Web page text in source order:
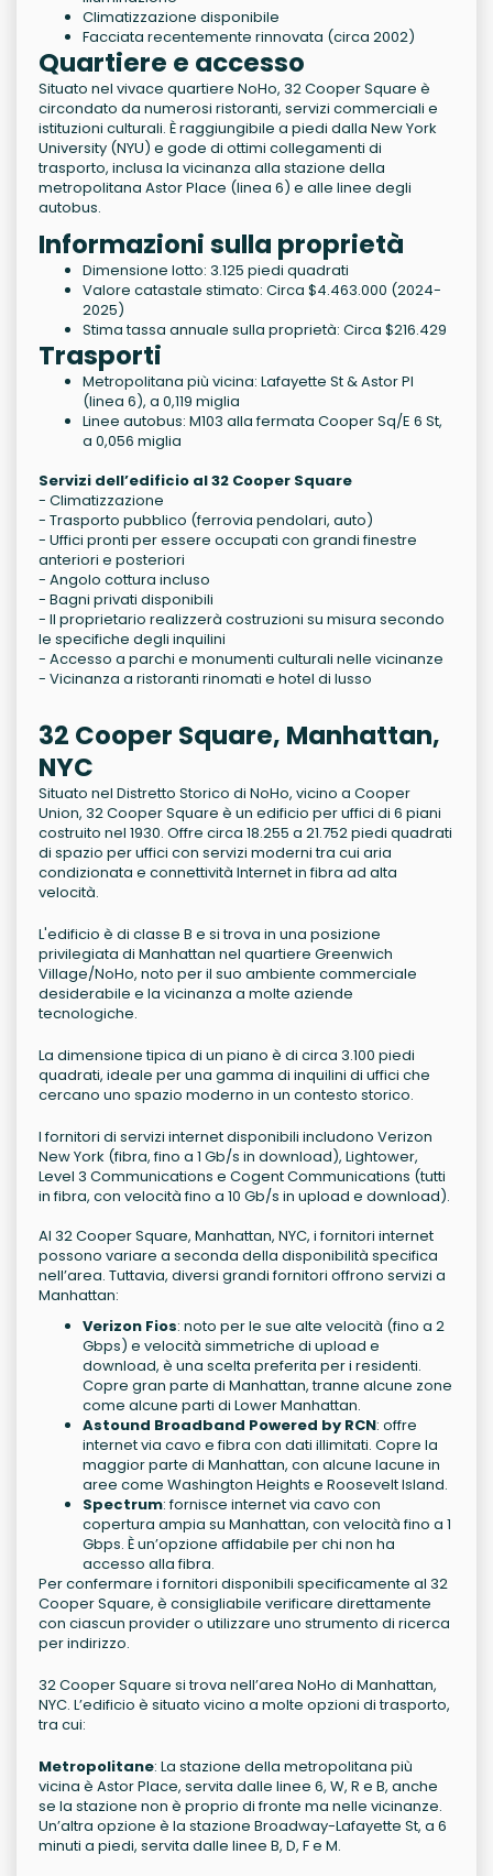
Climatizzazione disponibile
Facciata recentemente rinnovata (circa 2002)
Quartiere e accesso
Situato nel vivace quartiere NoHo, 32 Cooper Square è
circondato da numerosi ristoranti, servizi commerciali e
istituzioni culturali. È raggiungibile a piedi dalla New York
University (NYU) e gode di ottimi collegamenti di
trasporto, inclusa la vicinanza alla stazione della
metropolitana Astor Place (linea 6) e alle linee degli
autobus.
Informazioni sulla proprietà
Dimensione lotto: 3.125 piedi quadrati
Valore catastale stimato: Circa $4.463.000 (2024-
2025)
Stima tassa annuale sulla proprietà: Circa $216.429
Trasporti
Metropolitana più vicina: Lafayette St & Astor Pl
(linea 6), a 0,119 miglia
Linee autobus: M103 alla fermata Cooper Sq/E 6 St,
a 0,056 miglia
Servizi dell’edificio al 32 Cooper Square
- Climatizzazione
- Trasporto pubblico (ferrovia pendolari, auto)
- Uffici pronti per essere occupati con grandi finestre
anteriori e posteriori
- Angolo cottura incluso
- Bagni privati disponibili
- Il proprietario realizzerà costruzioni su misura secondo
le specifiche degli inquilini
- Accesso a parchi e monumenti culturali nelle vicinanze
- Vicinanza a ristoranti rinomati e hotel di lusso
32 Cooper Square, Manhattan,
NYC
Situato nel Distretto Storico di NoHo, vicino a Cooper
Union, 32 Cooper Square è un edificio per uffici di 6 piani
costruito nel 1930. Offre circa 18.255 a 21.752 piedi quadrati
di spazio per uffici con servizi moderni tra cui aria
condizionata e connettività Internet in fibra ad alta
velocità.
L'edificio è di classe B e si trova in una posizione
privilegiata di Manhattan nel quartiere Greenwich
Village/NoHo, noto per il suo ambiente commerciale
desiderabile e la vicinanza a molte aziende
tecnologiche.
La dimensione tipica di un piano è di circa 3.100 piedi
quadrati, ideale per una gamma di inquilini di uffici che
cercano uno spazio moderno in un contesto storico.
I fornitori di servizi internet disponibili includono Verizon
New York (fibra, fino a 1 Gb/s in download), Lightower,
Level 3 Communications e Cogent Communications (tutti
in fibra, con velocità fino a 10 Gb/s in upload e download).
Al 32 Cooper Square, Manhattan, NYC, i fornitori internet
possono variare a seconda della disponibilità specifica
nell’area. Tuttavia, diversi grandi fornitori offrono servizi a
Manhattan:
Verizon Fios: noto per le sue alte velocità (fino a 2
Gbps) e velocità simmetriche di upload e
download, è una scelta preferita per i residenti.
Copre gran parte di Manhattan, tranne alcune zone
come alcune parti di Lower Manhattan.
Astound Broadband Powered by RCN: offre
internet via cavo e fibra con dati illimitati. Copre la
maggior parte di Manhattan, con alcune lacune in
aree come Washington Heights e Roosevelt Island.
Spectrum: fornisce internet via cavo con
copertura ampia su Manhattan, con velocità fino a 1
Gbps. È un’opzione affidabile per chi non ha
accesso alla fibra.
Per confermare i fornitori disponibili specificamente al 32
Cooper Square, è consigliabile verificare direttamente
con ciascun provider o utilizzare uno strumento di ricerca
per indirizzo.
32 Cooper Square si trova nell’area NoHo di Manhattan,
NYC. L’edificio è situato vicino a molte opzioni di trasporto,
tra cui:
Metropolitane: La stazione della metropolitana più
vicina è Astor Place, servita dalle linee 6, W, R e B, anche
se la stazione non è proprio di fronte ma nelle vicinanze.
Un’altra opzione è la stazione Broadway-Lafayette St, a 6
minuti a piedi, servita dalle linee B, D, F e M.